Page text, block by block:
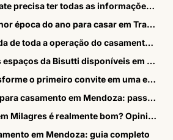
O save the date precisa ter todas as informações do casamento?
Qual é a melhor época do ano para casar em Trancoso?
A Bisutti cuida de toda a operação do casamento em Trancoso?
Quais são os espaços da Bisutti disponíveis em Trancoso?
Conclusão: transforme o primeiro convite em uma experiência inesquecível com a Bisutti
Documentos para casamento em Mendoza: passo a passo em 2026
Casamento em Milagres é realmente bom? Opiniões sinceras
em Mendoza: guia completo